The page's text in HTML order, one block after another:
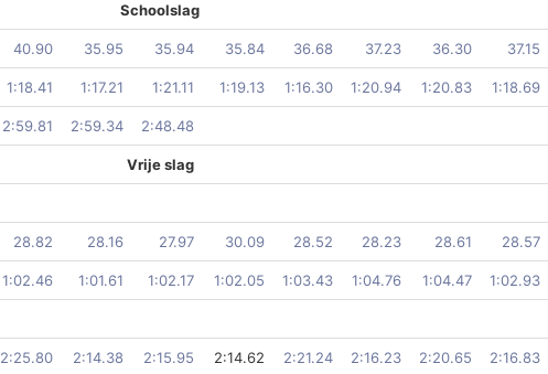
Schoolslag
40.90 35.95 35.94 35.84 36.68 37.23 36.30 37.15
1:18.41 1:17.21 1:21.11 1:19.13 1:16.30 1:20.94 1:20.83 1:18.69
2:59.81 2:59.34 2:48.48
Vrije slag
28.82 28.16 27.97 30.09 28.52 28.23 28.61 28.57
1:02.46 1:01.61 1:02.17 1:02.05 1:03.43 1:04.76 1:04.47 1:02.93
2:25.80 2:14.38 2:15.95 2:14.62 2:21.24 2:16.23 2:20.65 2:16.83